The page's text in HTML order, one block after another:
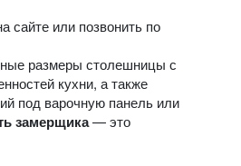
сайте или позвонить по
размеры столешницы с
кухни, а также
под варочную панель или
замерщика— это